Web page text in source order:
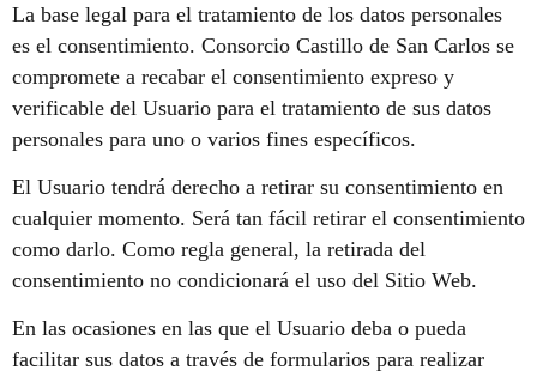
La base legal para el tratamiento de los datos personales
es el consentimiento. Consorcio Castillo de San Carlos se
compromete a recabar el consentimiento expreso y
verificable del Usuario para el tratamiento de sus datos
personales para uno o varios fines específicos.
El Usuario tendrá derecho a retirar su consentimiento en
cualquier momento. Será tan fácil retirar el consentimiento
como darlo. Como regla general, la retirada del
consentimiento no condicionará el uso del Sitio Web.
En las ocasiones en las que el Usuario deba o pueda
facilitar sus datos a través de formularios para realizar